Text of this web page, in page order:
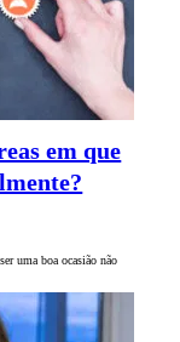
em que
uma boa ocasião não